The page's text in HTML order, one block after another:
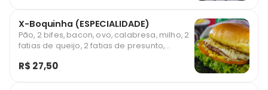
X-Boquinha (ESPECIALIDADE)
Pão, 2 bifes, bacon, ovo, calabresa, milho, 2
fatias de queijo, 2 fatias de presunto,
meramente ilustrativa
R$ 27,50